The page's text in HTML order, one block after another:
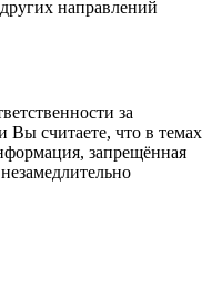
направлений
за
считаете, что в темах
запрещённая